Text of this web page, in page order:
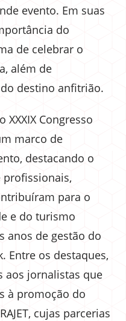
evento. Em suas
do
de celebrar o
além de
destino anfitrião.
Congresso
marco de
destacando o
profissionais,
para o
e do turismo
anos de gestão do
Entre os destaques,
aos jornalistas que
à promoção do
cujas parcerias